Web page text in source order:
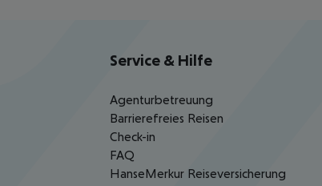
Service & Hilfe
Agenturbetreuung
Barrierefreies Reisen
Check-in
FAQ
HanseMerkur Reiseversicherung